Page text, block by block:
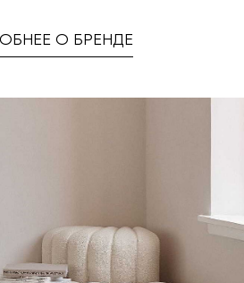
О БРЕНДЕ